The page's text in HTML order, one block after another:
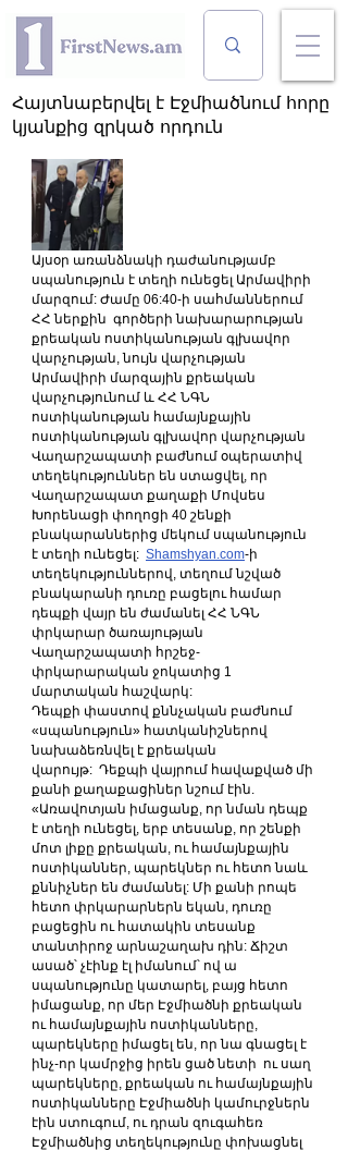
Հայտնաբերվել է Էջմիածնում հորը
կյանքից զրկած որդուն
Այսօր առանձնակի դաժանությամբ
սպանություն է տեղի ունեցել Արմավիրի
մարզում: Ժամը 06:40-ի սահմաններում
ՀՀ ներքին  գործերի նախարարության
քրեական ոստիկանության գլխավոր
վարչության, նույն վարչության
Արմավիրի մարզային քրեական
վարչությունում և ՀՀ ՆԳՆ
ոստիկանության համայնքային
ոստիկանության գլխավոր վարչության
Վաղարշապատի բաժնում օպերատիվ
տեղեկություններ են ստացվել, որ
Վաղարշապատ քաղաքի Մովսես
Խորենացի փողոցի 40 շենքի
բնակարաններից մեկում սպանություն
է տեղի ունեցել: Shamshyan.com-ի
տեղեկություններով, տեղում նշված
բնակարանի դուռը բացելու համար
դեպքի վայր են ժամանել ՀՀ ՆԳՆ
փրկարար ծառայության
Վաղարշապատի հրշեջ-
փրկարարական ջոկատից 1
մարտական հաշվարկ:
Դեպքի փաստով քննչական բաժնում
«սպանություն» հատկանիշներով
նախաձեռնվել է քրեական
վարույթ:  Դեքպի վայրում հավաքված մի
քանի քաղաքացիներ նշում էին.
«Առավոտյան իմացանք, որ նման դեպք
է տեղի ունեցել, երբ տեսանք, որ շենքի
մոտ լիքը քրեական, ու համայնքային
ոստիկաններ, պարեկներ ու հետո նաև
քննիչներ են ժամանել: Մի քանի րոպե
հետո փրկարարներն եկան, դուռը
բացեցին ու հատակին տեսանք
տանտիրոջ արնաշաղախ դին: Ճիշտ
ասած՝ չէինք էլ իմանում՝ ով ա
սպանությունը կատարել, բայց հետո
իմացանք, որ մեր Էջմիածնի քրեական
ու համայնքային ոստիկանները,
պարեկները իմացել են, որ նա գնացել է
ինչ-որ կամրջից իրեն ցած նետի  ու սաղ
պարեկները, քրեական ու համայնքային
ոստիկանները Էջմիածնի կամուրջներն
էին ստուգում, ու դրան զուգահեռ
Էջմիածնից տեղեկությունը փոխացնել